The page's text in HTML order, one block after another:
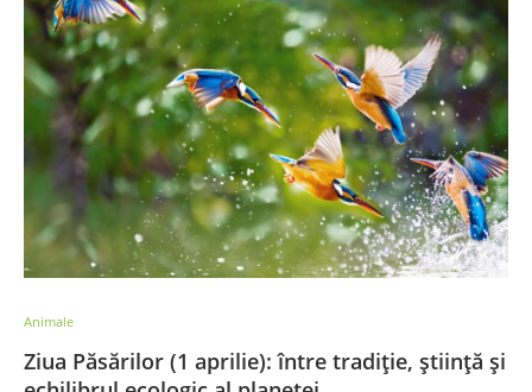
Animale
Ziua Păsărilor (1 aprilie): între tradiție, știință și